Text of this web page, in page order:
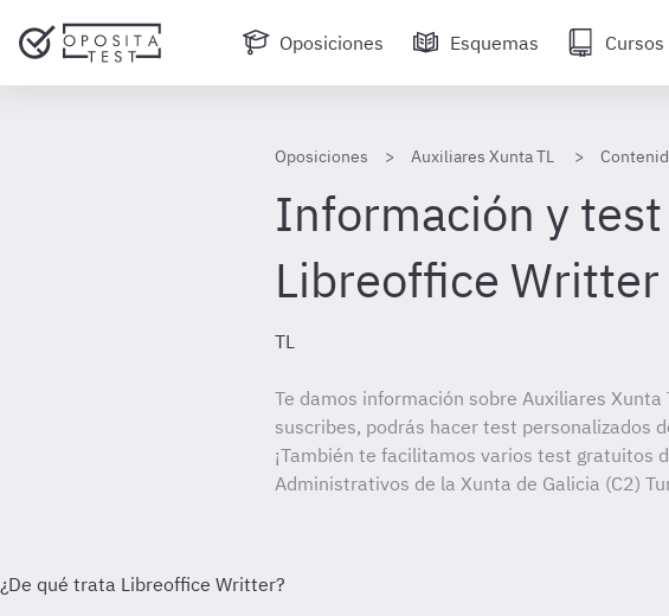
Oposiciones Esquemas Cursos
Oposiciones Auxiliares Xunta TL
Información y
Libreoffice Writter
TL
Te damos información sobre Auxiliares Xunta
suscribes, podrás hacer test personalizados
¡También te facilitamos varios test gratuitos
Administrativos de la Xunta de Galicia (C2)